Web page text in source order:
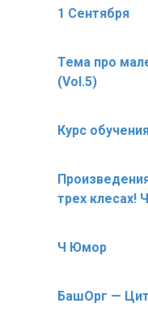
1 Сентября
Тема про
(Vol.5)
Курс
трех клесах!
Ч Юмор
БашОрг —